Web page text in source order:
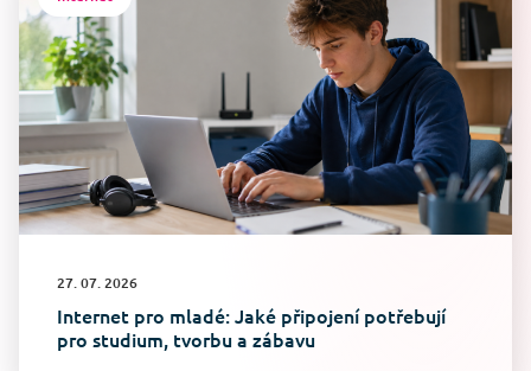
27. 07. 2026
Internet pro mladé: Jaké připojení potřebují
pro studium, tvorbu a zábavu